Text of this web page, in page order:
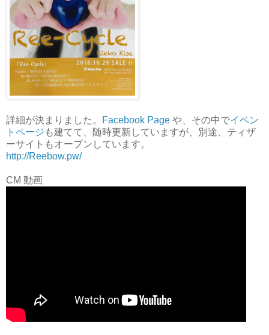
詳細が決まりました。 Facebook Page や、その中でイベン
トページ も建てて、随時更新していますが、別途、ティザ
ーサイトもオープンしています。
http://Reebow.pw/
CM 動画